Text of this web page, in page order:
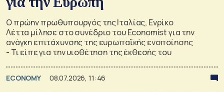
Ο πρώην πρωθυπουργός της Ιταλίας, Ενρίκο
Λέττα μίλησε στο συνέδριο του Economist για την
ανάγκη επιτάχυνσης της ευρωπαϊκής ενοποίησης
- Τι είπε για την υιοθέτηση της έκθεσής του
ECONOMY 08.07.2026, 11:46